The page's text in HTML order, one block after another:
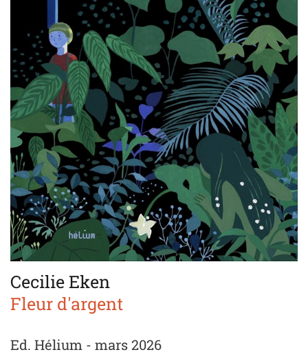
Cecilie Eken
Fleur d'argent
Ed. Hélium - mars 2026